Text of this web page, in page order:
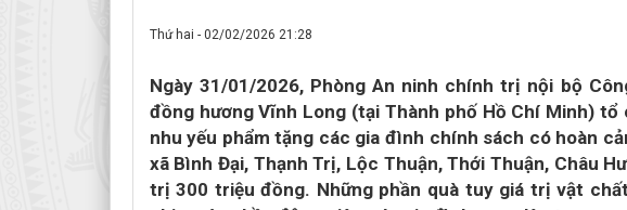
Thứ hai - 02/02/2026 21:28
Ngày 31/01/2026, Phòng An ninh chính trị nội bộ
đồng hương Vĩnh Long (tại Thành phố Hồ Chí Minh)
nhu yếu phẩm tặng các gia đình chính sách có hoàn
xã Bình Đại, Thạnh Trị, Lộc Thuận, Thới Thuận, Châu
trị 300 triệu đồng. Những phần quà tuy giá trị vật